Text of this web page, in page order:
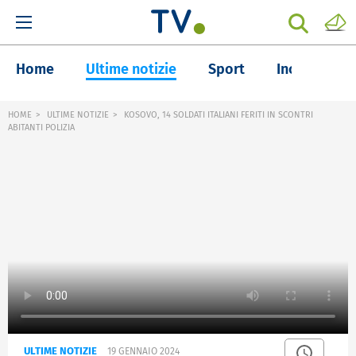
Home Ultime notizie Sport Inchieste
HOME ULTIME NOTIZIE
KOSOVO, 14 SOLDATI ITALIANI FERITI IN SCONTRI
ABITANTI POLIZIA
ULTIME NOTIZIE 19 GENNAIO 2024